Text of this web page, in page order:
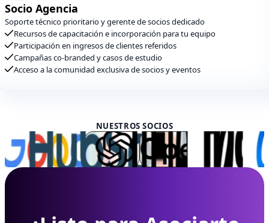
Socio Agencia
Soporte técnico prioritario y gerente de socios dedicado
Recursos de capacitación e incorporación para tu equipo
Participación en ingresos de clientes referidos
Campañas co-branded y casos de estudio
Acceso a la comunidad exclusiva de socios y eventos
NUESTROS SOCIOS